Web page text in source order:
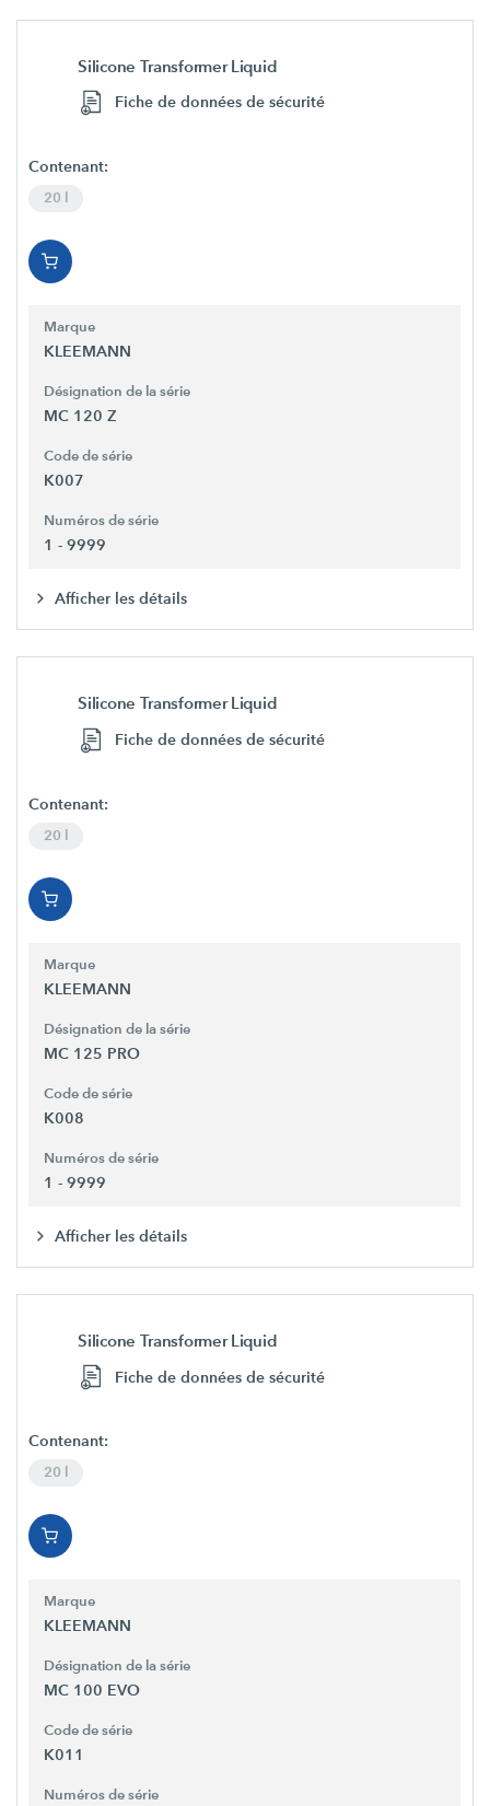
Silicone Transformer Liquid
Fiche de données de sécurité
Contenant:
20 l
Marque
KLEEMANN
Désignation de la série
MC 120 Z
Code de série
K007
Numéros de série
1 - 9999
Afficher les détails
Silicone Transformer Liquid
Fiche de données de sécurité
Contenant:
20 l
Marque
KLEEMANN
Désignation de la série
MC 125 PRO
Code de série
K008
Numéros de série
1 - 9999
Afficher les détails
Silicone Transformer Liquid
Fiche de données de sécurité
Contenant:
20 l
Marque
KLEEMANN
Désignation de la série
MC 100 EVO
Code de série
K011
Numéros de série